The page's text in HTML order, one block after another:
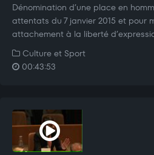
Dénomination d’une place en
attentats du 7 janvier 2015 et pour
attachement à la liberté
Culture et Sport
00:43:53